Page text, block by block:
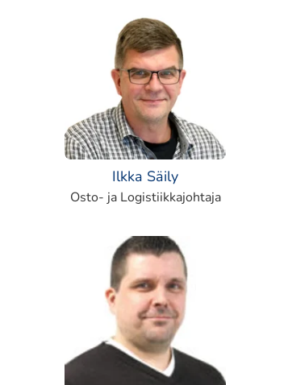
Ilkka Säily
Osto- ja Logistiikkajohtaja